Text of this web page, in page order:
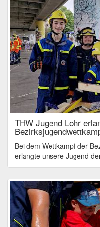
THW Jugend Lohr
Bei dem Wettkampf der
erlangte unsere Jugend